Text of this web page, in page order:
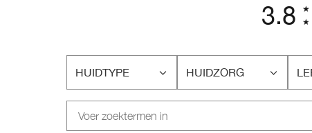
3.8
HUIDTYPE
FILTER
HUIDTYPE
HUIDZORG
FILTER